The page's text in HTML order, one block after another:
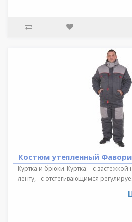
Костюм утепленный
Куртка и брюки. Куртка: - с
ленту, - с отстегивающимся